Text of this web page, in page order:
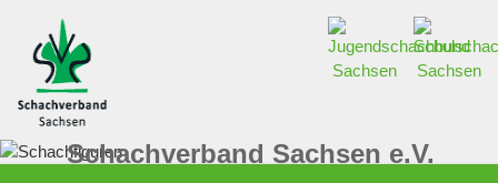
Schachverband Sachsen e.V.